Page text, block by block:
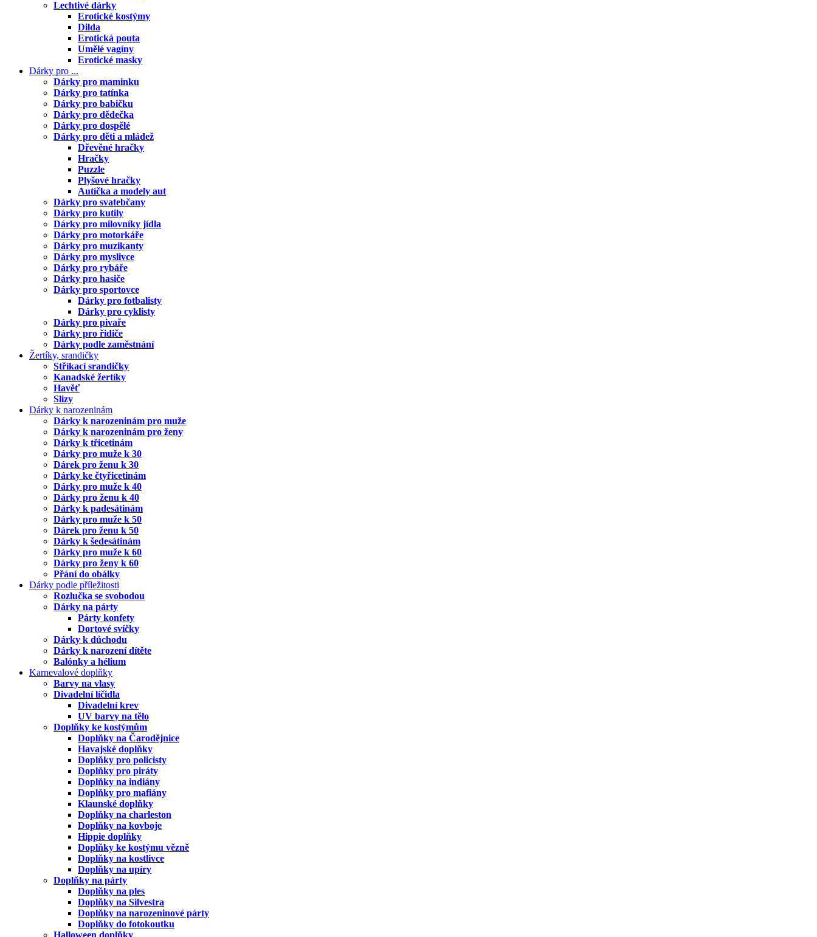
Lechtivé dárky
Erotické kostýmy
Dilda
Erotická pouta
Umělé vagíny
Erotické masky
Dárky pro ...
Dárky pro maminku
Dárky pro tatínka
Dárky pro babičku
Dárky pro dědečka
Dárky pro dospělé
Dárky pro děti a mládež
Dřevěné hračky
Hračky
Puzzle
Plyšové hračky
Autíčka a modely aut
Dárky pro svatebčany
Dárky pro kutily
Dárky pro milovníky jídla
Dárky pro motorkáře
Dárky pro muzikanty
Dárky pro myslivce
Dárky pro rybáře
Dárky pro hasiče
Dárky pro sportovce
Dárky pro fotbalisty
Dárky pro cyklisty
Dárky pro pivaře
Dárky pro řidiče
Dárky podle zaměstnání
Žertíky, srandičky
Stříkací srandičky
Kanadské žertíky
Havěť
Slizy
Dárky k narozeninám
Dárky k narozeninám pro muže
Dárky k narozeninám pro ženy
Dárky k třicetinám
Dárky pro muže k 30
Dárek pro ženu k 30
Dárky ke čtyřicetinám
Dárky pro muže k 40
Dárky pro ženu k 40
Dárky k padesátinám
Dárky pro muže k 50
Dárek pro ženu k 50
Dárky k šedesátinám
Dárky pro muže k 60
Dárky pro ženy k 60
Přání do obálky
Dárky podle příležitosti
Rozlučka se svobodou
Dárky na párty
Párty konfety
Dortové svíčky
Dárky k důchodu
Dárky k narození dítěte
Balónky a hélium
Karnevalové doplňky
Barvy na vlasy
Divadelní líčidla
Divadelní krev
UV barvy na tělo
Doplňky ke kostýmům
Doplňky na Čarodějnice
Havajské doplňky
Doplňky pro policisty
Doplňky pro piráty
Doplňky na indiány
Doplňky pro mafiány
Klaunské doplňky
Doplňky na charleston
Doplňky na kovboje
Hippie doplňky
Doplňky ke kostýmu vězně
Doplňky na kostlivce
Doplňky na upíry
Doplňky na párty
Doplňky na ples
Doplňky na Silvestra
Doplňky na narozeninové párty
Doplňky do fotokoutku
Halloween doplňky